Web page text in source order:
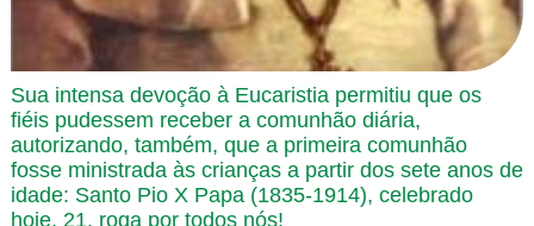
Sua intensa devoção à Eucaristia permitiu que os
fiéis pudessem receber a comunhão diária,
autorizando, também, que a primeira comunhão
fosse ministrada às crianças a partir dos sete anos de
idade: Santo Pio X Papa (1835-1914), celebrado
hoje, 21, roga por todos nós!